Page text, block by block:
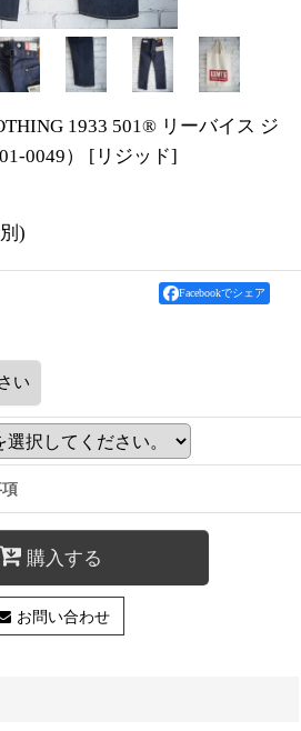
1933 501® リーバイス ジ
0049）
[ リジッド]
)
Facebookでシェア
い
購入する
お問い合わせ